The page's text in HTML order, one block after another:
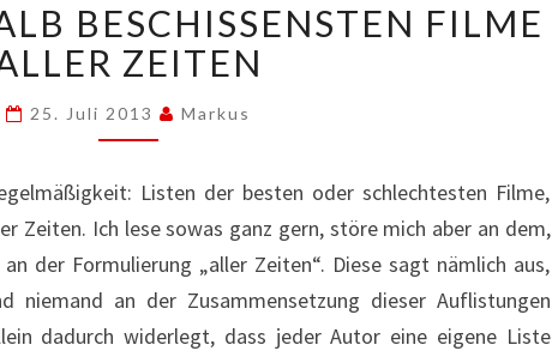
FÜNFEINHALB
BESCHISSENSTEN
FILME
ALLER
ZEITEN
BESCHISSENSTEN FILME
ZEITEN
25. Juli 2013 Markus
Listen der besten oder schlechtesten Filme,
Zeiten. Ich lese sowas ganz gern, störe mich aber an dem,
der Formulierung „aller Zeiten“. Diese sagt nämlich aus,
niemand an der Zusammensetzung dieser Auflistungen
dadurch widerlegt, dass jeder Autor eine eigene Liste